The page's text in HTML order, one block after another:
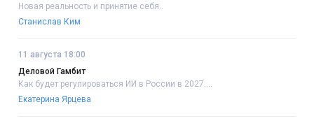
Новая реальность и принятие себя..
Станислав Ким
11 августа 18:00
Деловой Гамбит
Как будет регулироваться ИИ в России в 2027....
Екатерина Ярцева